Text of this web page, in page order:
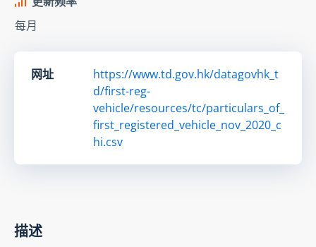
每月
网址
https://www.td.gov.hk/datagovhk_t
d/first-reg-
vehicle/resources/tc/particulars_of_
first_registered_vehicle_nov_2020_c
hi.csv
描述